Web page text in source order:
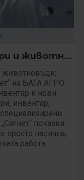
Машини за лозари, овощари и животновъди: какво ново има на пазара?
животновъди:
на БАТА АГРО
и нови
инвентар,
показва
просто налична,
работа ..